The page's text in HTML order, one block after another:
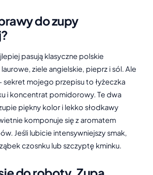
do zupy
pasują klasyczne polskie
ziele angielskie, pieprz i sól. Ale
sekret mojego przepisu to łyżeczka
i koncentrat pomidorowy. Te dwa
piękny kolor i lekko słodkawy
komponuje się z aromatem
Jeśli lubicie intensywniejszy smak,
czosnku lub szczyptę kminku.